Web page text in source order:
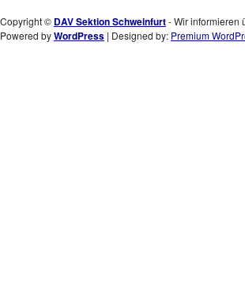
Copyright © DAV Sektion Schweinfurt- Wir informieren
Powered byWordPress | Designed by: Premium